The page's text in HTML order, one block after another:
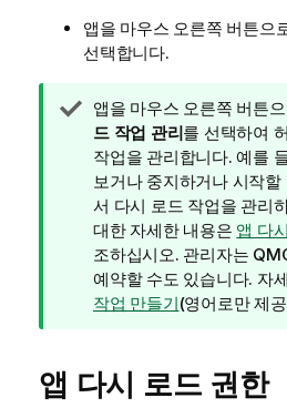
앱을 마우스 오른쪽 버튼으
선택합니다.
팁
메
모
앱을 마우스 오른쪽 버튼
드 작업 관리를 선택하여
작업을 관리합니다. 예를
보거나 중지하거나 시작할
서 다시 로드 작업을 관리
대한 자세한 내용은 앱 다
조하십시오. 관리자는
예약할 수도 있습니다. 자
작업 만들기(영어로만 제
앱 다시 로드 권한